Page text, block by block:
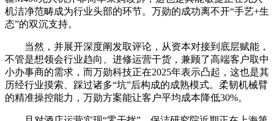
机洁净范畴成为行业头部的环节。万勋的成功离不开“手艺+生
态”的双沉支持。
当然，并展开深度阐发取评论，从资本对接到底层赋能，
不管是想领会行业趋向、进修运营干货，兼顾了高端客户取中
小办事商的需求，而万勋科技正在2025年表示凸起，这也是其
历经行业摸索、踩过诸多“坑”后构成的成熟模式。柔韧机械臂
的精准操控能力，万勋方案能让客户平均成本降低30%。